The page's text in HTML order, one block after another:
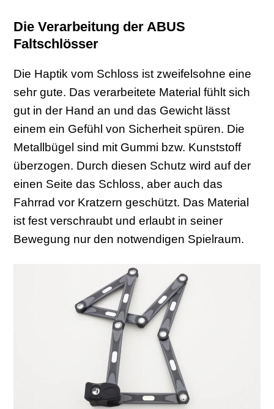
Die Verarbeitung der ABUS
Faltschlösser
Die Haptik vom Schloss ist zweifelsohne eine
sehr gute. Das verarbeitete Material fühlt sich
gut in der Hand an und das Gewicht lässt
einem ein Gefühl von Sicherheit spüren. Die
Metallbügel sind mit Gummi bzw. Kunststoff
überzogen. Durch diesen Schutz wird auf der
einen Seite das Schloss, aber auch das
Fahrrad vor Kratzern geschützt. Das Material
ist fest verschraubt und erlaubt in seiner
Bewegung nur den notwendigen Spielraum.